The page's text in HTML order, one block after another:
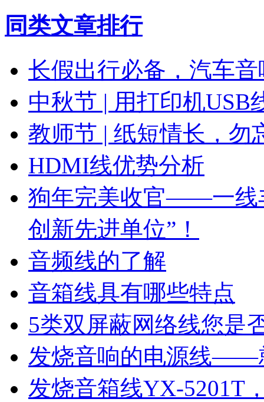
同类文章排行
长假出行必备，汽车
中秋节 | 用打印机USB
教师节 | 纸短情长，勿
HDMI线优势分析
狗年完美收官——一线
创新先进单位”！
音频线的了解
音箱线具有哪些特点
5类双屏蔽网络线您是
发烧音响的电源线——
发烧音箱线YX-5201T